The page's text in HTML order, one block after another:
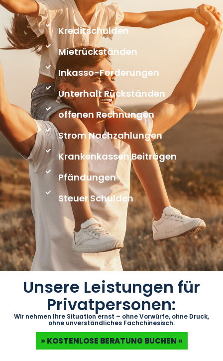
Kreditschulden
Mietrückständen
Inkasso-Forderungen
Unterhalt Rückständen
offenen Rechnungen
Strom Nachzahlungen
Krankenkassen Beiträgen
Pfändungen
Steuer Schulden
Unsere Leistungen für
Privatpersonen:
Wir nehmen Ihre Situation ernst – ohne Vorwürfe, ohne Druck,
ohne unverständliches Fachchinesisch.
» KOSTENLOSE BERATUNG BUCHEN «